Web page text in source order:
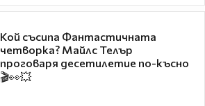
Кой съсипа Фантастичната
четворка? Майлс Телър
проговаря десетилетие по-късно
🎬👀💥